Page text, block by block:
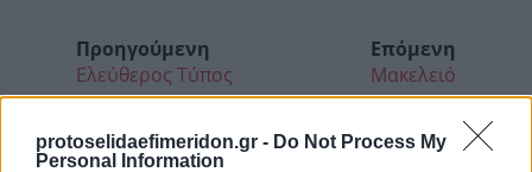
protoselidaefimeridon.gr - Do Not Process My
Personal Information
Προηγούμενη
Ελεύθερος Τύπος
Επόμενη
Μακελειό